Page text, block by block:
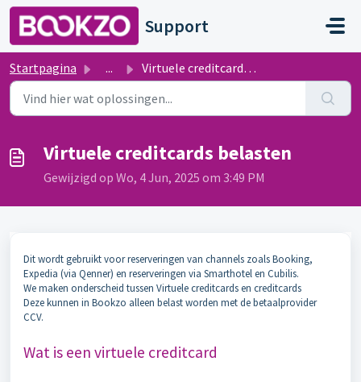
Doorgaan naar hoofdinhoud
Support
Startpagina ... Virtuele creditcards belasten
Virtuele creditcards belasten
Gewijzigd op Wo, 4 Jun, 2025 om 3:49 PM
Dit wordt gebruikt voor reserveringen van channels zoals Booking,
Expedia (via Qenner) en reserveringen via Smarthotel en Cubilis.
We maken onderscheid tussen Virtuele creditcards en creditcards
Deze kunnen in Bookzo alleen belast worden met de betaalprovider
CCV.
Wat is een virtuele creditcard